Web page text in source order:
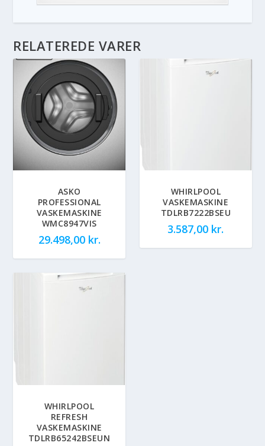
RELATEREDE VARER
ASKO
PROFESSIONAL
VASKEMASKINE
WMC8947VIS
29.498,00 kr.
WHIRLPOOL
VASKEMASKINE
TDLRB7222BSEU
3.587,00 kr.
WHIRLPOOL
REFRESH
VASKEMASKINE
TDLRB65242BSEUN